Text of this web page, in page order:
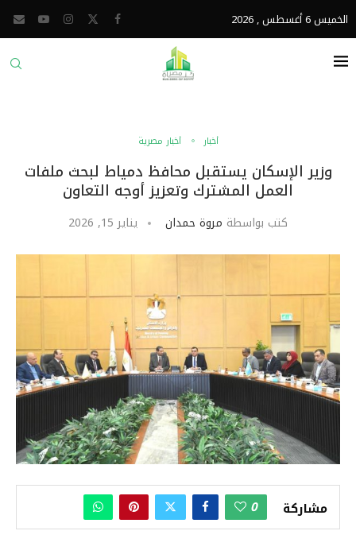
الخميس 6 أغسطس , 2026
أخبار أخبار مصرية
وزير الإسكان يستقبل محافظ دمياط لبحث ملفات
العمل المشترك وتعزيز أوجه التعاون
كتب بواسطة مروة حمدان يناير 15, 2026
مشاركة 0